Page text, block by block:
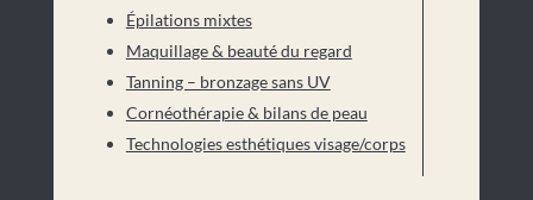
Épilations mixtes
Maquillage & beauté du regard
Tanning – bronzage sans UV
Cornéothérapie & bilans de peau
Technologies esthétiques visage/corps